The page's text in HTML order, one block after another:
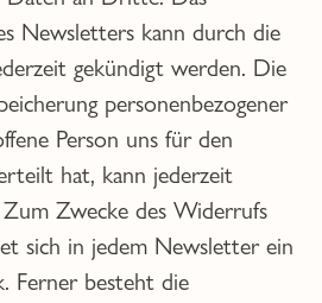
Newsletters kann durch die
gekündigt werden. Die
personenbezogener
Person uns für den
hat, kann jederzeit
Zwecke des Widerrufs
sich in jedem Newsletter ein
Ferner besteht die